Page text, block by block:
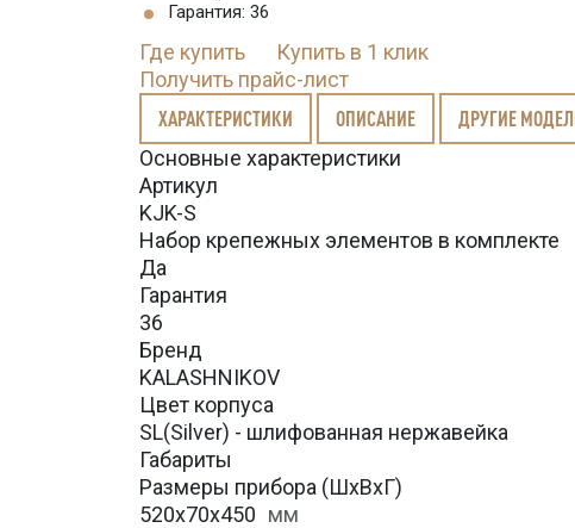
Гарантия: 36
Где купить
Купить в 1 клик
Получить прайс-лист
ХАРАКТЕРИСТИКИ ОПИСАНИЕ ДРУГИЕ
Основные характеристики
Артикул
KJK-S
Набор крепежных элементов в комплекте
Да
Гарантия
36
Бренд
KALASHNIKOV
Цвет корпуса
SL(Silver) - шлифованная нержавейка
Габариты
Размеры прибора (ШхВхГ)
520х70х450 мм